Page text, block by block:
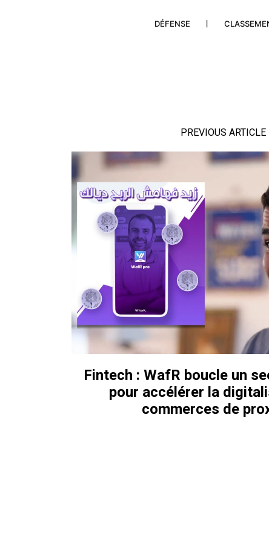
DÉFENSE
PREVIOUS ARTICLE
Fintech : WafR boucle un
pour accélérer la
commerces de